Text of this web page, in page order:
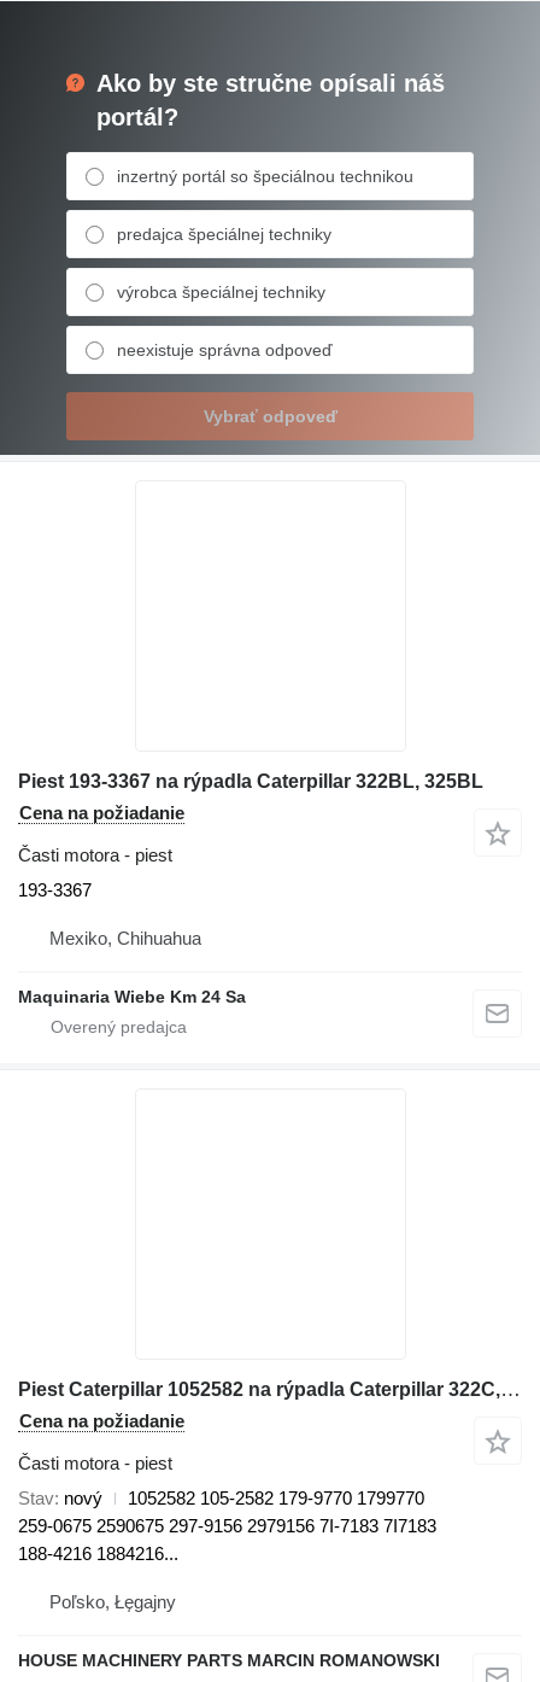
Ako by ste stručne opísali náš
portál?
inzertný portál so špeciálnou technikou
predajca špeciálnej techniky
výrobca špeciálnej techniky
neexistuje správna odpoveď
Vybrať odpoveď
Piest 193-3367 na rýpadla Caterpillar 322BL, 325BL
Cena na požiadanie
Časti motora - piest
193-3367
Mexiko, Chihuahua
Maquinaria Wiebe Km 24 Sa
Piest Caterpillar 1052582 na rýpadla Caterpillar 322C, 322C FM, 324D FM, 324D FM LL, 325C, 325C FM, 325D FM, 325D
Cena na požiadanie
Časti motora - piest
Stav nový
1052582 105-2582 179-9770 1799770
259-0675 2590675 297-9156 2979156 7I-7183 7I7183
188-4216 1884216...
Poľsko, Łęgajny
HOUSE MACHINERY PARTS MARCIN ROMANOWSKI